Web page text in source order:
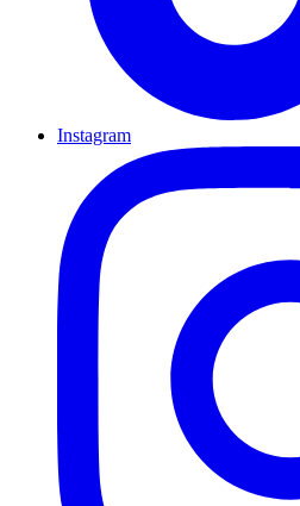
Instagram